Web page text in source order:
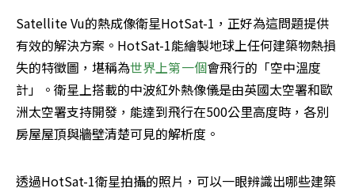
Satellite Vu的熱成像衛星HotSat-1，正好為這問題提供
有效的解決方案。HotSat-1能繪製地球上任何建築物熱損
失的特徵圖，堪稱為世界上第一個會飛行的「空中溫度
計」。衛星上搭載的中波紅外熱像儀是由英國太空署和歐
洲太空署支持開發，能達到飛行在500公里高度時，各別
房屋屋頂與牆壁清楚可見的解析度。
透過HotSat-1衛星拍攝的照片，可以一眼辨識出哪些建築